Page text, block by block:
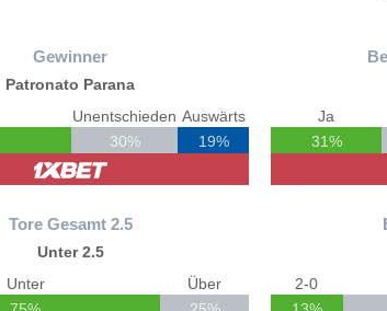
Gewinner
Patronato Parana
Unentschieden
30%
Auswärts
19%
Tore Gesamt 2.5
Unter 2.5
Unter
Über
Ja
31%
2-0